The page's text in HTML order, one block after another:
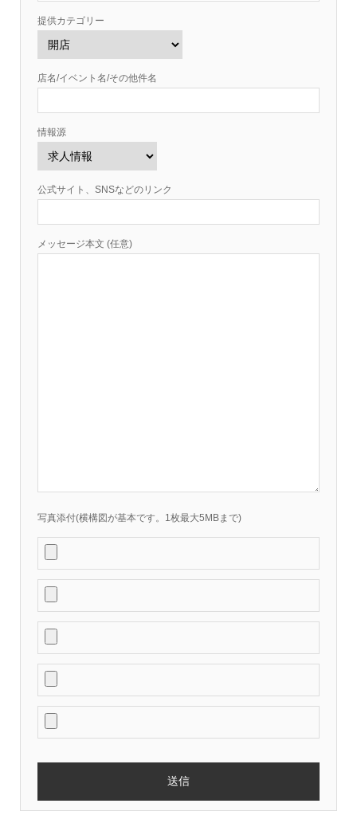
提供カテゴリー
店名/イベント名/その他件名
情報源
公式サイト、SNSなどのリンク
メッセージ本文 (任意)
写真添付(横構図が基本です。1枚最大5MBまで)